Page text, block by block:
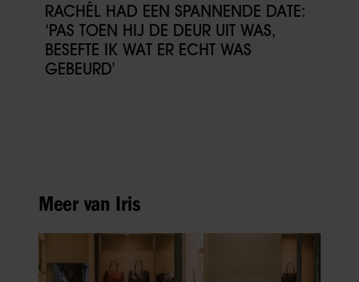
RACHÉL HAD EEN SPANNENDE DATE:
‘PAS TOEN HIJ DE DEUR UIT WAS,
BESEFTE IK WAT ER ECHT WAS
GEBEURD’
Meer van Iris